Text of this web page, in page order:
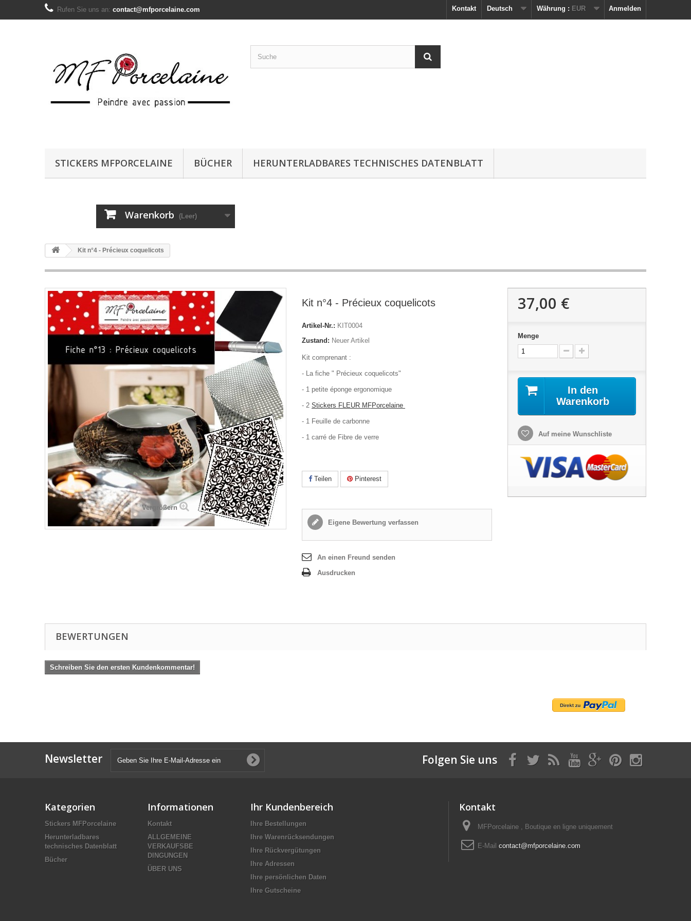
Anmelden
Währung : EUR
Deutsch
Kontakt
Rufen Sie uns an: contact@mfporcelaine.com
STICKERS MFPORCELAINE BÜCHER HERUNTERLADBARES TECHNISCHES DATENBLATT
Warenkorb (Leer)
Kit n°4 - Précieux coquelicots
Vergrößern
Kit n°4 - Précieux coquelicots
Artikel-Nr.: KIT0004
Zustand: Neuer Artikel
Kit comprenant :
- La fiche " Précieux coquelicots"
- 1 petite éponge ergonomique
- 2 Stickers FLEUR MFPorcelaine
- 1 Feuille de carbonne
- 1 carré de Fibre de verre
Teilen Pinterest
Eigene Bewertung verfassen
An einen Freund senden
Ausdrucken
37,00 €
Menge
In den
Warenkorb
Auf meine Wunschliste
BEWERTUNGEN
Schreiben Sie den ersten Kundenkommentar!
Newsletter Folgen Sie uns
Kategorien
Stickers MFPorcelaine
Herunterladbares
technisches Datenblatt
Bücher
Informationen
Kontakt
ALLGEMEINE
VERKAUFSBE
DINGUNGEN
ÜBER UNS
Ihr Kundenbereich
Ihre Bestellungen
Ihre Warenrücksendungen
Ihre Rückvergütungen
Ihre Adressen
Ihre persönlichen Daten
Ihre Gutscheine
Kontakt
MFPorcelaine , Boutique en ligne uniquement
E-Mail contact@mfporcelaine.com